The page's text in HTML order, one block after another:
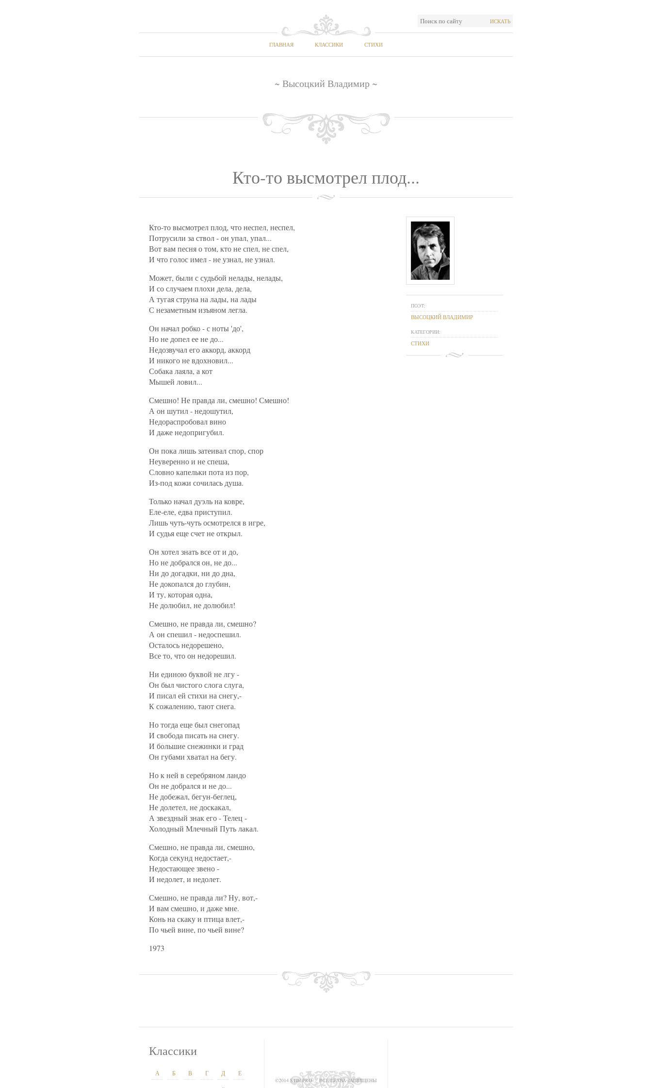
ИСКАТЬ
ГЛАВНАЯ КЛАССИКИ СТИХИ
~ Высоцкий Владимир ~
Кто-то высмотрел плод...
Кто-то высмотрел плод, что неспел, неспел,
Потрусили за ствол - он упал, упал...
Вот вам песня о том, кто не спел, не спел,
И что голос имел - не узнал, не узнал.
Может, были с судьбой нелады, нелады,
И со случаем плохи дела, дела,
А тугая струна на лады, на лады
С незаметным изъяном легла.
Он начал робко - с ноты 'до',
Но не допел ее не до...
Недозвучал его аккорд, аккорд
И никого не вдохновил...
Собака лаяла, а кот
Мышей ловил...
Смешно! Не правда ли, смешно! Смешно!
А он шутил - недошутил,
Недораспробовал вино
И даже недопригубил.
Он пока лишь затеивал спор, спор
Неуверенно и не спеша,
Словно капельки пота из пор,
Из-под кожи сочилась душа.
Только начал дуэль на ковре,
Еле-еле, едва приступил.
Лишь чуть-чуть осмотрелся в игре,
И судья еще счет не открыл.
Он хотел знать все от и до,
Но не добрался он, не до...
Ни до догадки, ни до дна,
Не докопался до глубин,
И ту, которая одна,
Не долюбил, не долюбил!
Смешно, не правда ли, смешно?
А он спешил - недоспешил.
Осталось недорешено,
Все то, что он недорешил.
Ни единою буквой не лгу -
Он был чистого слога слуга,
И писал ей стихи на снегу,-
К сожалению, тают снега.
Но тогда еще был снегопад
И свобода писать на снегу.
И большие снежинки и град
Он губами хватал на бегу.
Но к ней в серебряном ландо
Он не добрался и не до...
Не добежал, бегун-беглец,
Не долетел, не доскакал,
А звездный знак его - Телец -
Холодный Млечный Путь лакал.
Смешно, не правда ли, смешно,
Когда секунд недостает,-
Недостающее звено -
И недолет, и недолет.
Смешно, не правда ли? Ну, вот,-
И вам смешно, и даже мне.
Конь на скаку и птица влет,-
По чьей вине, по чьей вине?
1973
ПОЭТ:
ВЫСОЦКИЙ ВЛАДИМИР
КАТЕГОРИИ:
СТИХИ
Классики
А Б В Г Д Е
©2014 STIH.PRO ВСЕ ПРАВА ЗАЩИЩЕНЫ